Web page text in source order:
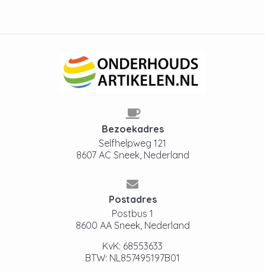
Bezoekadres
Selfhelpweg 121
8607 AC Sneek, Nederland
Postadres
Postbus 1
8600 AA Sneek, Nederland
KvK: 68553633
BTW: NL857495197B01